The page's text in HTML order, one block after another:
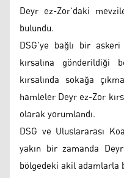
Deyr ez-Zor’daki
bulundu.
DSG’ye bağlı bir
kırsalına
kırsalında sokağa
hamleler Deyr ez-Zor
olarak yorumlandı.
DSG ve Uluslararası
yakın bir zamanda
bölgedeki akil adamlarla